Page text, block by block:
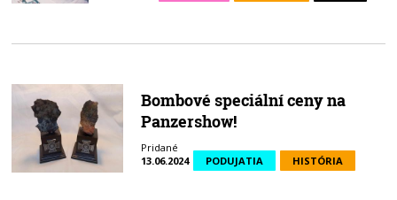
Bombové speciální ceny na
Panzershow!
Pridané
13.06.2024
PODUJATIA HISTÓRIA